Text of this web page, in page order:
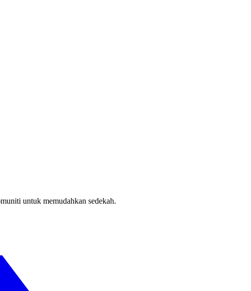
untuk memudahkan sedekah.